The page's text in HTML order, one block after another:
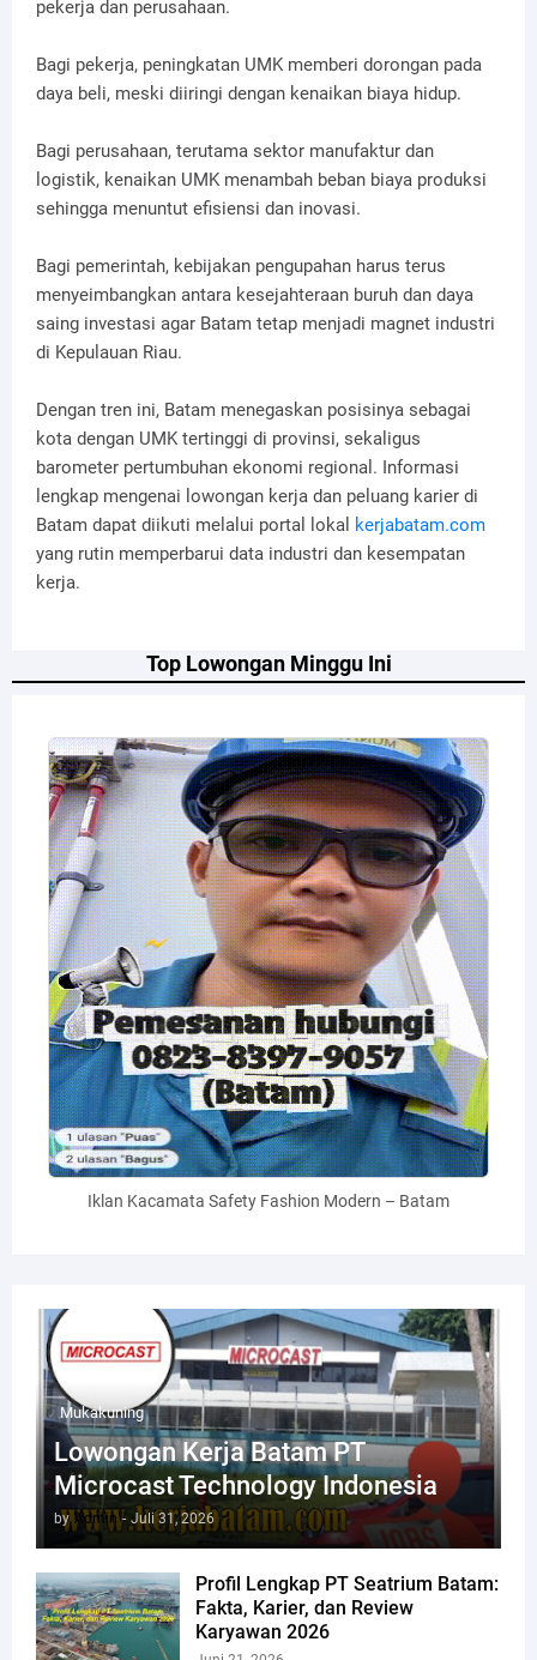
Top Lowongan Minggu Ini
Iklan Kacamata Safety Fashion Modern – Batam
Mukakuning
Lowongan Kerja Batam PT
Microcast Technology Indonesia
by Admin - Juli 31, 2026
Profil Lengkap PT Seatrium Batam:
Fakta, Karier, dan Review
Karyawan 2026
pekerja dan perusahaan.
Bagi pekerja, peningkatan UMK memberi dorongan pada
daya beli, meski diiringi dengan kenaikan biaya hidup.
Bagi perusahaan, terutama sektor manufaktur dan
logistik, kenaikan UMK menambah beban biaya produksi
sehingga menuntut efisiensi dan inovasi.
Bagi pemerintah, kebijakan pengupahan harus terus
menyeimbangkan antara kesejahteraan buruh dan daya
saing investasi agar Batam tetap menjadi magnet industri
di Kepulauan Riau.
Dengan tren ini, Batam menegaskan posisinya sebagai
kota dengan UMK tertinggi di provinsi, sekaligus
barometer pertumbuhan ekonomi regional. Informasi
lengkap mengenai lowongan kerja dan peluang karier di
Batam dapat diikuti melalui portal lokal kerjabatam.com
yang rutin memperbarui data industri dan kesempatan
kerja.